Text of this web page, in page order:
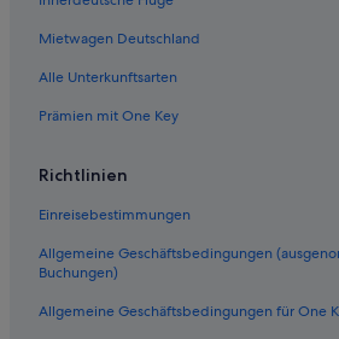
Abenteuer in Stuttgart-Mitte
Hotels nahe U-Bahn-Station Schlossplatz
Mietwagen Deutschland
Alle Unterkunftsarten
Prämien mit One Key
Richtlinien
Einreisebestimmungen
Allgemeine Geschäftsbedingungen
Buchungen)
Allgemeine Geschäftsbedingungen für One